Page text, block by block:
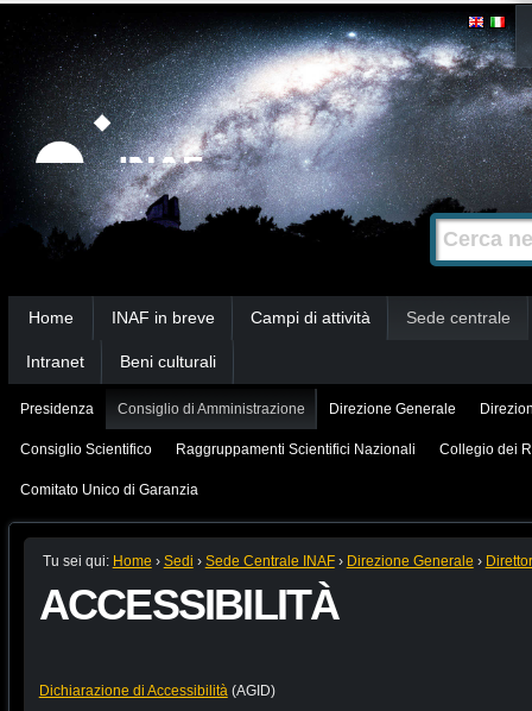
Strumenti
personali
Salta
contenuti.
|
Salta
alla
navigazione
Cerca nel
Ricerca
avanzata…
Home INAF in breve Campi di attività Sede centrale
Intranet Beni culturali
Presidenza Consiglio di Amministrazione Direzione Generale
Consiglio Scientifico Raggruppamenti Scientifici Nazionali Collegio dei
Comitato Unico di Garanzia
Tu sei qui: Home › Sedi › Sede Centrale INAF › Direzione Generale ›
ACCESSIBILITÀ
Dichiarazione di Accessibilità (AGID)